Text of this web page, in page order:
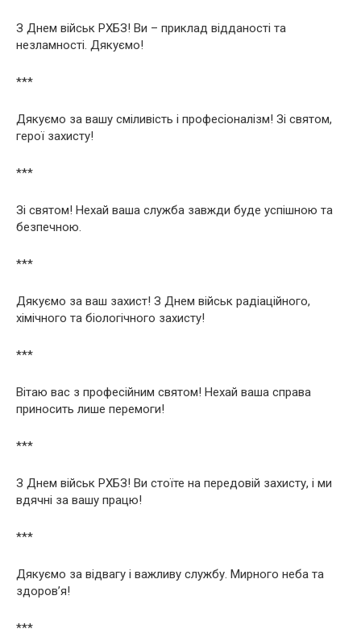
З Днем військ РХБЗ! Ви – приклад відданості та
незламності. Дякуємо!
***
Дякуємо за вашу сміливість і професіоналізм! Зі святом,
герої захисту!
***
Зі святом! Нехай ваша служба завжди буде успішною та
безпечною.
***
Дякуємо за ваш захист! З Днем військ радіаційного,
хімічного та біологічного захисту!
***
Вітаю вас з професійним святом! Нехай ваша справа
приносить лише перемоги!
***
З Днем військ РХБЗ! Ви стоїте на передовій захисту, і ми
вдячні за вашу працю!
***
Дякуємо за відвагу і важливу службу. Мирного неба та
здоров’я!
***